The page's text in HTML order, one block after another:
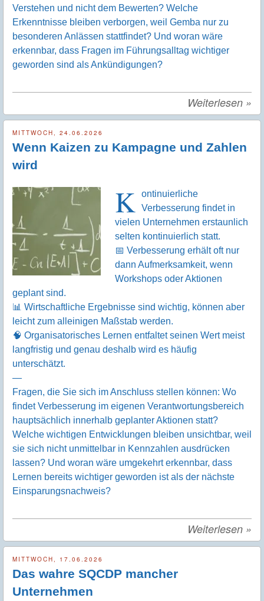
Verstehen und nicht dem Bewerten? Welche
Erkenntnisse bleiben verborgen, weil Gemba nur zu
besonderen Anlässen stattfindet? Und woran wäre
erkennbar, dass Fragen im Führungsalltag wichtiger
geworden sind als Ankündigungen?
Weiterlesen »
MITTWOCH, 24.06.2026
Wenn Kaizen zu Kampagne und Zahlen
wird
K ontinuierliche
Verbesserung findet in
vielen Unternehmen erstaunlich
selten kontinuierlich statt.
📅 Verbesserung erhält oft nur
dann Aufmerksamkeit, wenn
Workshops oder Aktionen
geplant sind.
📊 Wirtschaftliche Ergebnisse sind wichtig, können aber
leicht zum alleinigen Maßstab werden.
🧠 Organisatorisches Lernen entfaltet seinen Wert meist
langfristig und genau deshalb wird es häufig
unterschätzt.
—
Fragen, die Sie sich im Anschluss stellen können: Wo
findet Verbesserung im eigenen Verantwortungsbereich
hauptsächlich innerhalb geplanter Aktionen statt?
Welche wichtigen Entwicklungen bleiben unsichtbar, weil
sie sich nicht unmittelbar in Kennzahlen ausdrücken
lassen? Und woran wäre umgekehrt erkennbar, dass
Lernen bereits wichtiger geworden ist als der nächste
Einsparungsnachweis?
Weiterlesen »
MITTWOCH, 17.06.2026
Das wahre SQCDP mancher
Unternehmen